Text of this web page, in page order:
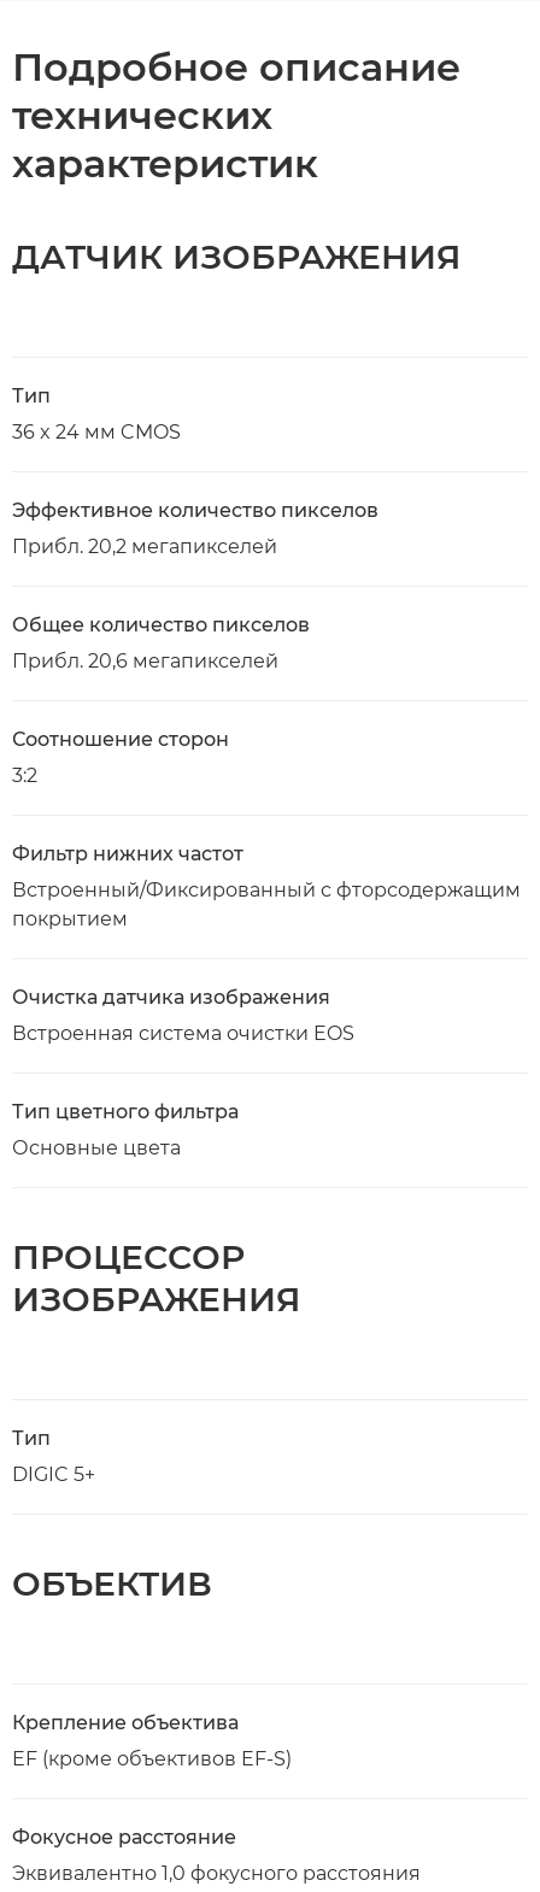
Подробное описание
технических
характеристик
ДАТЧИК ИЗОБРАЖЕНИЯ
Тип
36 x 24 мм CMOS
Эффективное количество пикселов
Прибл. 20,2 мегапикселей
Общее количество пикселов
Прибл. 20,6 мегапикселей
Соотношение сторон
3:2
Фильтр нижних частот
Встроенный/Фиксированный с фторсодержащим
покрытием
Очистка датчика изображения
Встроенная система очистки EOS
Тип цветного фильтра
Основные цвета
ПРОЦЕССОР
ИЗОБРАЖЕНИЯ
Тип
DIGIC 5+
ОБЪЕКТИВ
Крепление объектива
EF (кроме объективов EF-S)
Фокусное расстояние
Эквивалентно 1,0 фокусного расстояния